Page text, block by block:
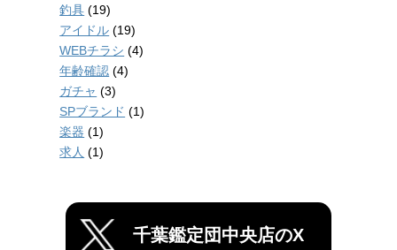
釣具 (19)
アイドル (19)
WEBチラシ (4)
年齢確認 (4)
ガチャ (3)
SPブランド (1)
楽器 (1)
求人 (1)
千葉鑑定団中央店のX